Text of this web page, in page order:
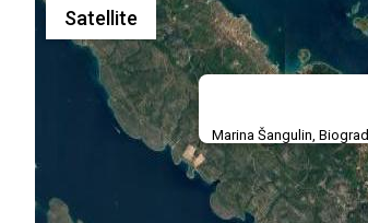
Marina Šangulin, Biograd
Satellite